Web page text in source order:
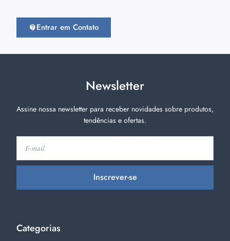
Entrar em Contato
Newsletter
Assine nossa newsletter para receber novidades sobre produtos,
tendências e ofertas.
Inscrever-se
Categorias